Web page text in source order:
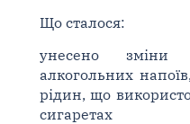
Що сталося:
унесено
алкогольних
рідин, що
сигаретах